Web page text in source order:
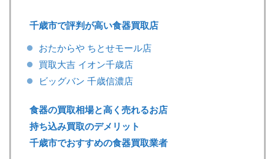
千歳市で評判が高い食器買取店
おたからや ちとせモール店
買取大吉 イオン千歳店
ビッグバン 千歳信濃店
食器の買取相場と高く売れるお店
持ち込み買取のデメリット
千歳市でおすすめの食器買取業者